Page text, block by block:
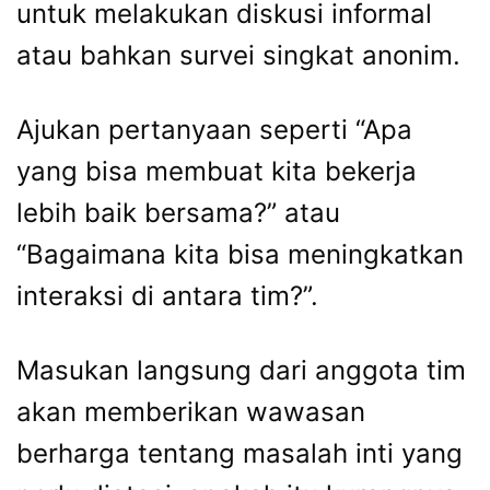
untuk melakukan diskusi informal
atau bahkan survei singkat anonim.
Ajukan pertanyaan seperti “Apa
yang bisa membuat kita bekerja
lebih baik bersama?” atau
“Bagaimana kita bisa meningkatkan
interaksi di antara tim?”.
Masukan langsung dari anggota tim
akan memberikan wawasan
berharga tentang masalah inti yang